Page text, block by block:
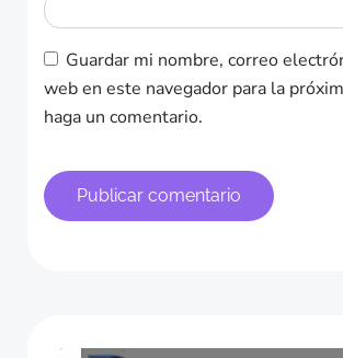
Guardar mi nombre, correo
web en este navegador para la
haga un comentario.